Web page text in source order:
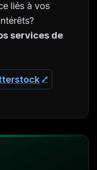
liés à vos
services de